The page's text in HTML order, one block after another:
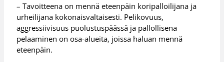
– Tavoitteena on mennä eteenpäin koripalloilijana ja
urheilijana kokonaisvaltaisesti. Pelikovuus,
aggressiivisuus puolustuspäässä ja pallollisena
pelaaminen on osa-alueita, joissa haluan mennä
eteenpäin.